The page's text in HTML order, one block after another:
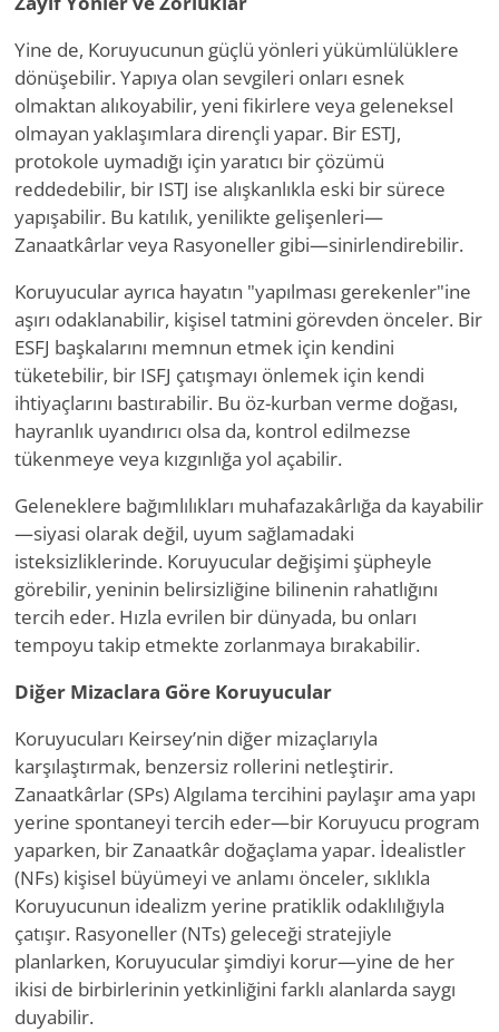
Yine de, Koruyucunun güçlü yönleri yükümlülüklere
dönüşebilir. Yapıya olan sevgileri onları esnek
olmaktan alıkoyabilir, yeni fikirlere veya geleneksel
olmayan yaklaşımlara dirençli yapar. Bir ESTJ,
protokole uymadığı için yaratıcı bir çözümü
reddedebilir, bir ISTJ ise alışkanlıkla eski bir sürece
yapışabilir. Bu katılık, yenilikte gelişenleri—
Zanaatkârlar veya Rasyoneller gibi—sinirlendirebilir.
Koruyucular ayrıca hayatın "yapılması gerekenler"ine
aşırı odaklanabilir, kişisel tatmini görevden önceler. Bir
ESFJ başkalarını memnun etmek için kendini
tüketebilir, bir ISFJ çatışmayı önlemek için kendi
ihtiyaçlarını bastırabilir. Bu öz-kurban verme doğası,
hayranlık uyandırıcı olsa da, kontrol edilmezse
tükenmeye veya kızgınlığa yol açabilir.
Geleneklere bağımlılıkları muhafazakârlığa da kayabilir
—siyasi olarak değil, uyum sağlamadaki
isteksizliklerinde. Koruyucular değişimi şüpheyle
görebilir, yeninin belirsizliğine bilinenin rahatlığını
tercih eder. Hızla evrilen bir dünyada, bu onları
tempoyu takip etmekte zorlanmaya bırakabilir.
Diğer Mizaclara Göre Koruyucular
Koruyucuları Keirsey’nin diğer mizaçlarıyla
karşılaştırmak, benzersiz rollerini netleştirir.
Zanaatkârlar (SPs) Algılama tercihini paylaşır ama yapı
yerine spontaneyi tercih eder—bir Koruyucu program
yaparken, bir Zanaatkâr doğaçlama yapar. İdealistler
(NFs) kişisel büyümeyi ve anlamı önceler, sıklıkla
Koruyucunun idealizm yerine pratiklik odaklılığıyla
çatışır. Rasyoneller (NTs) geleceği stratejiyle
planlarken, Koruyucular şimdiyi korur—yine de her
ikisi de birbirlerinin yetkinliğini farklı alanlarda saygı
duyabilir.